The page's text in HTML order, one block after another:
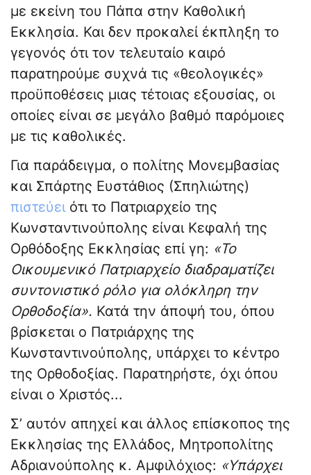
με εκείνη του Πάπα στην Καθολική
Εκκλησία. Και δεν προκαλεί έκπληξη το
γεγονός ότι τον τελευταίο καιρό
παρατηρούμε συχνά τις «θεολογικές»
προϋποθέσεις μιας τέτοιας εξουσίας, οι
οποίες είναι σε μεγάλο βαθμό παρόμοιες
με τις καθολικές.
Για παράδειγμα, ο πολίτης Μονεμβασίας
και Σπάρτης Ευστάθιος (Σπηλιώτης)
πιστεύει ότι το Πατριαρχείο της
Κωνσταντινούπολης είναι Κεφαλή της
Ορθόδοξης Εκκλησίας επί γη: «Το
Οικουμενικό Πατριαρχείο διαδραματίζει
συντονιστικό ρόλο για ολόκληρη την
Ορθοδοξία». Κατά την άποψή του, όπου
βρίσκεται ο Πατριάρχης της
Κωνσταντινούπολης, υπάρχει το κέντρο
της Ορθοδοξίας. Παρατηρήστε, όχι όπου
είναι ο Χριστός...
Σ’ αυτόν απηχεί και άλλος επίσκοπος της
Εκκλησίας της Ελλάδος, Μητροπολίτης
Αδριανούπολης κ. Αμφιλόχιος: «Υπάρχει